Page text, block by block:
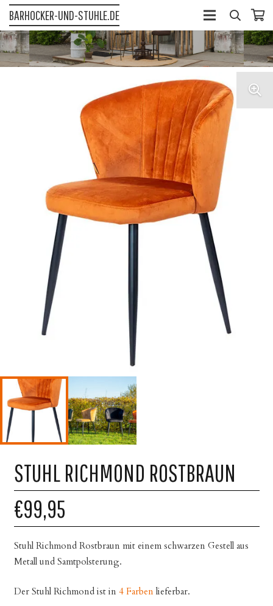
BARHOCKER-UND-STUHLE.DE
STUHL RICHMOND ROSTBRAUN
€99,95
Stuhl Richmond Rostbraun mit einem schwarzen Gestell aus
Metall und Samtpolsterung.
Der Stuhl Richmond ist in 4 Farben lieferbar.